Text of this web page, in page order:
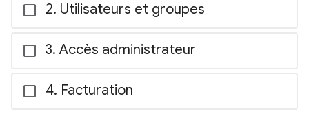
Utilisateurs et groupes
Accès administrateur
Facturation